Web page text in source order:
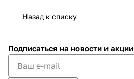
Назад к списку
Подписаться на новости и акции